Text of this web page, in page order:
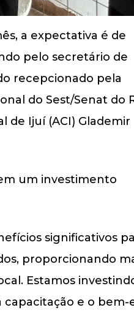
a expectativa é de
pelo secretário de
recepcionado pela
do Sest/Senat do
de Ijuí (ACI) Glademir
um investimento
significativos
proporcionando
Estamos
e o bem-